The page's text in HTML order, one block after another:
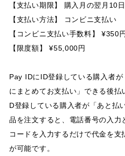
【支払い期限】 購入月の翌月10
【支払い方法】 コンビニ支払い
【コンビニ支払い手数料】 ¥350円
【限度額】 ¥55,000円
Pay IDにID登録している購入者
にまとめてお支払い」できる後
D登録している購入者が「あと払
品を注文すると、電話番号の入力
コードを入力するだけで代金を支
が可能です。